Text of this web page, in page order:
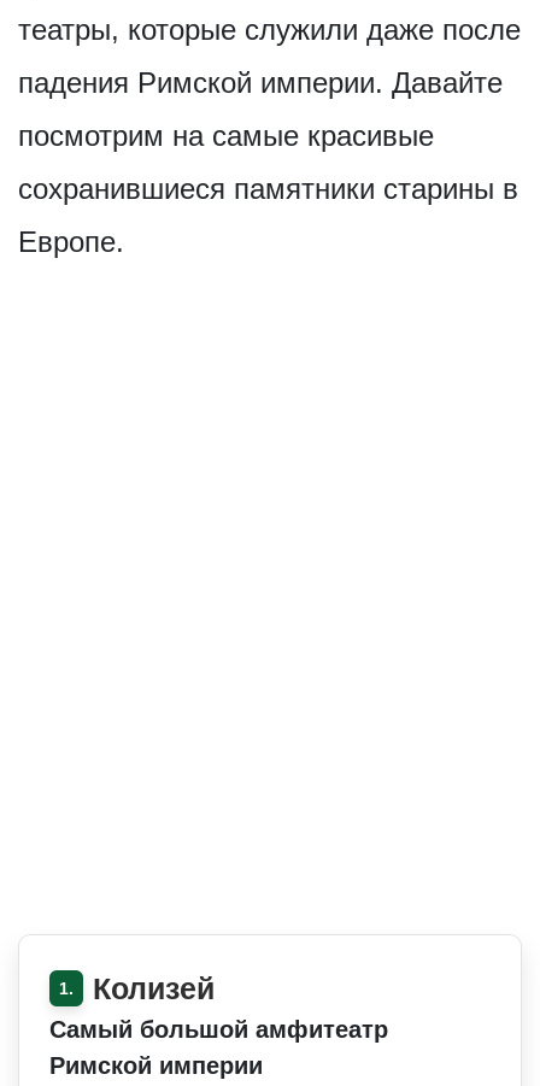
театры, которые служили даже после
падения Римской империи. Давайте
посмотрим на самые красивые
сохранившиеся памятники старины в
Европе.
1. Колизей
Самый большой амфитеатр
Римской империи